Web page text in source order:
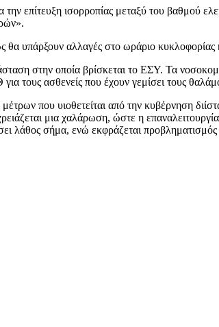
επίτευξη ισορροπίας μεταξύ του βαθμού
υπάρξουν αλλαγές στο ωράριο κυκλοφορίας
στην οποία βρίσκεται το ΕΣΥ. Τα
τους ασθενείς που έχουν γεμίσει τους
που υιοθετείται από την κυβέρνηση
μια χαλάρωση, ώστε η
λάθος σήμα, ενώ εκφράζεται